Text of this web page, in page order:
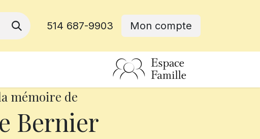
514 687-9903 Mon compte
mémoire de
Bernier